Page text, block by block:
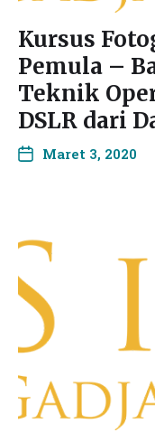
Kursus
Pemula –
Teknik
DSLR dari
Maret 3, 2020